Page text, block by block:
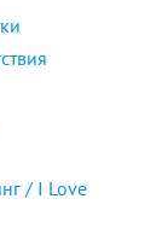
/ I Love